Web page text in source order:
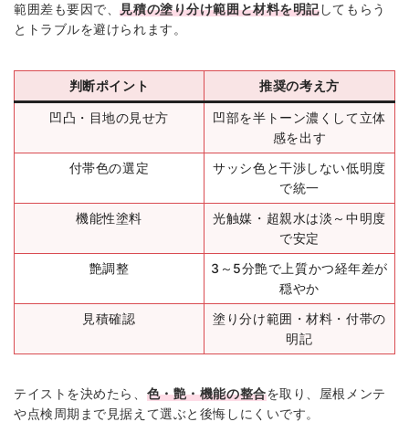
範囲差も要因で、見積の塗り分け範囲と材料を明記してもらう
とトラブルを避けられます。
判断ポイント 推奨の考え方
凹凸・目地の見せ方
凹部を半トーン濃くして立体
感を出す
付帯色の選定
サッシ色と干渉しない低明度
で統一
機能性塗料
光触媒・超親水は淡～中明度
で安定
艶調整
3～5分艶で上質かつ経年差が
穏やか
見積確認
塗り分け範囲・材料・付帯の
明記
テイストを決めたら、 色・艶・機能の整合を取り、屋根メンテ
や点検周期まで見据えて選ぶと後悔しにくいです。